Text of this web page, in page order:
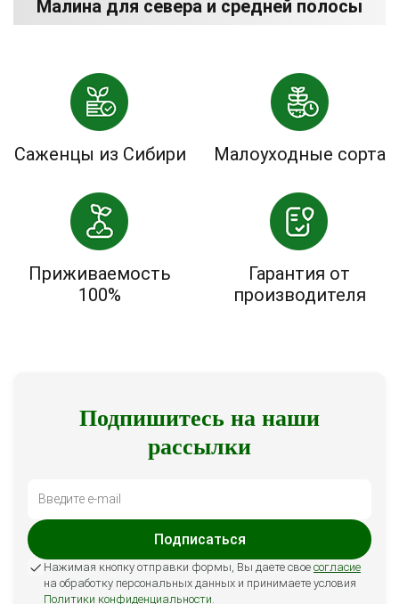
Малина для севера и средней полосы
Саженцы из Сибири Малоуходные сорта
Приживаемость
100%
Гарантия от
производителя
Подпишитесь на наши
рассылки
Подписаться
Нажимая кнопку отправки формы, Вы даете свое согласие
на обработку персональных данных и принимаете условия
Политики конфиденциальности.